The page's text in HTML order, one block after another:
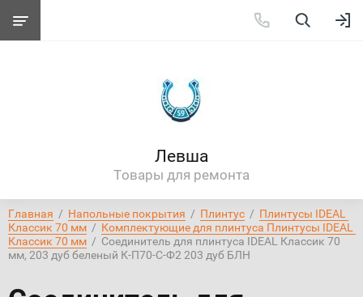
Левша
Товары для ремонта
Главная
  /
Напольные покрытия
  /
Плинтус
  /
Плинтусы IDEAL
Классик 70 мм
  /
Комплектующие для плинтуса Плинтусы IDEAL
Классик 70 мм
  /  Соединитель для плинтуса IDEAL Классик 70
мм, 203 дуб беленый К-П70-С-Ф2 203 дуб БЛН